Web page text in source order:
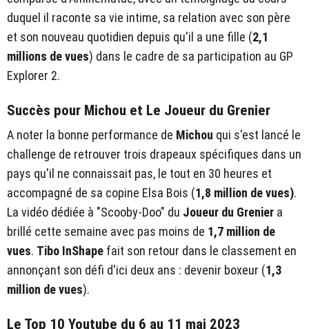
duquel il raconte sa vie intime, sa relation avec son père
et son nouveau quotidien depuis qu'il a une fille (2,1
millions de vues) dans le cadre de sa participation au GP
Explorer 2.
Succès pour Michou et Le Joueur du Grenier
A noter la bonne performance de Michou qui s'est lancé le
challenge de retrouver trois drapeaux spécifiques dans un
pays qu'il ne connaissait pas, le tout en 30 heures et
accompagné de sa copine Elsa Bois (1,8 million de vues).
La vidéo dédiée à "Scooby-Doo" du Joueur du Grenier a
brillé cette semaine avec pas moins de 1,7 million de
vues. Tibo InShape fait son retour dans le classement en
annonçant son défi d'ici deux ans : devenir boxeur (1,3
million de vues).
Le Top 10 Youtube du 6 au 11 mai 2023